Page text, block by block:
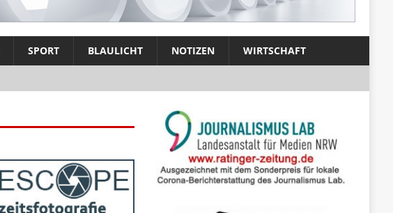
SPORT BLAULICHT NOTIZEN WIRTSCHAFT